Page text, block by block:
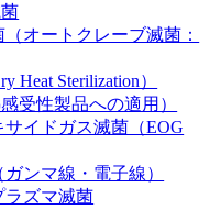
オートクレーブ滅菌：
Heat Sterilization）
受性製品への適用）
イドガス滅菌（EOG
ンマ線・電子線）
ラズマ滅菌